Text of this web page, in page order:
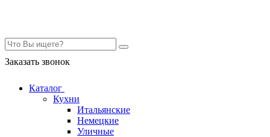
Заказать звонок
Каталог
Кухни
Итальянские
Немецкие
Уличные